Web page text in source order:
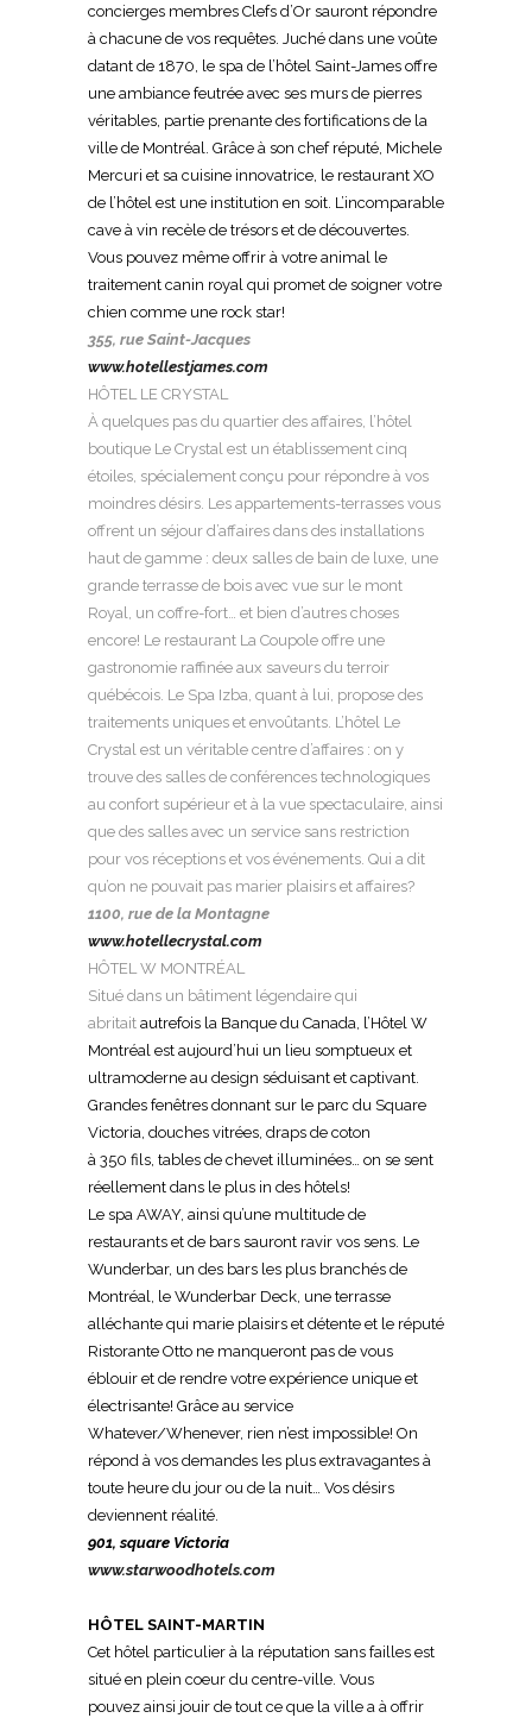
concierges membres Clefs d’Or sauront répondre
à chacune de vos requêtes. Juché dans une voûte
datant de 1870, le spa de l’hôtel Saint-James offre
une ambiance feutrée avec ses murs de pierres
véritables, partie prenante des fortifications de la
ville de Montréal. Grâce à son chef réputé, Michele
Mercuri et sa cuisine innovatrice, le restaurant XO
de l’hôtel est une institution en soit. L’incomparable
cave à vin recèle de trésors et de découvertes.
Vous pouvez même offrir à votre animal le
traitement canin royal qui promet de soigner votre
chien comme une rock star!
355, rue Saint-Jacques
www.hotellestjames.com
HÔTEL LE CRYSTAL
À quelques pas du quartier des affaires, l’hôtel
boutique Le Crystal est un établissement cinq
étoiles, spécialement conçu pour répondre à vos
moindres désirs. Les appartements-terrasses vous
offrent un séjour d’affaires dans des installations
haut de gamme : deux salles de bain de luxe, une
grande terrasse de bois avec vue sur le mont
Royal, un coffre-fort… et bien d’autres choses
encore! Le restaurant La Coupole offre une
gastronomie raffinée aux saveurs du terroir
québécois. Le Spa Izba, quant à lui, propose des
traitements uniques et envoûtants. L’hôtel Le
Crystal est un véritable centre d’affaires : on y
trouve des salles de conférences technologiques
au confort supérieur et à la vue spectaculaire, ainsi
que des salles avec un service sans restriction
pour vos réceptions et vos événements. Qui a dit
qu’on ne pouvait pas marier plaisirs et affaires?
1100, rue de la Montagne
www.hotellecrystal.com
HÔTEL W MONTRÉAL
Situé dans un bâtiment légendaire qui
abritait autrefois la Banque du Canada, l’Hôtel W
Montréal est aujourd’hui un lieu somptueux et
ultramoderne au design séduisant et captivant.
Grandes fenêtres donnant sur le parc du Square
Victoria, douches vitrées, draps de coton
à 350 fils, tables de chevet illuminées… on se sent
réellement dans le plus in des hôtels!
Le spa AWAY, ainsi qu’une multitude de
restaurants et de bars sauront ravir vos sens. Le
Wunderbar, un des bars les plus branchés de
Montréal, le Wunderbar Deck, une terrasse
alléchante qui marie plaisirs et détente et le réputé
Ristorante Otto ne manqueront pas de vous
éblouir et de rendre votre expérience unique et
électrisante! Grâce au service
Whatever/Whenever, rien n’est impossible! On
répond à vos demandes les plus extravagantes à
toute heure du jour ou de la nuit… Vos désirs
deviennent réalité.
901, square Victoria
www.starwoodhotels.com
HÔTEL SAINT-MARTIN
Cet hôtel particulier à la réputation sans failles est
situé en plein coeur du centre-ville. Vous
pouvez ainsi jouir de tout ce que la ville a à offrir